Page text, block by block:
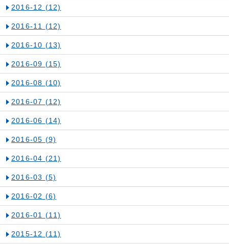
2016-12 (12)
2016-11 (12)
2016-10 (13)
2016-09 (15)
2016-08 (10)
2016-07 (12)
2016-06 (14)
2016-05 (9)
2016-04 (21)
2016-03 (5)
2016-02 (6)
2016-01 (11)
2015-12 (11)